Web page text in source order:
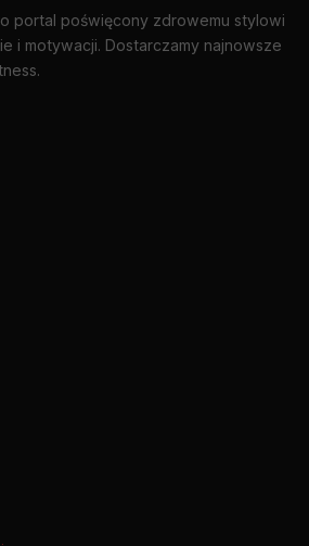
portal poświęcony zdrowemu stylowi
i motywacji. Dostarczamy najnowsze